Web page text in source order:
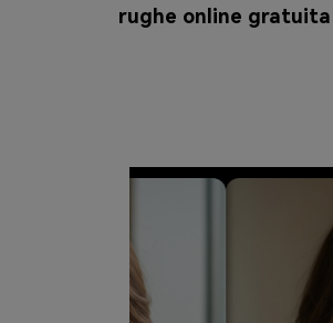
rughe online gratuita